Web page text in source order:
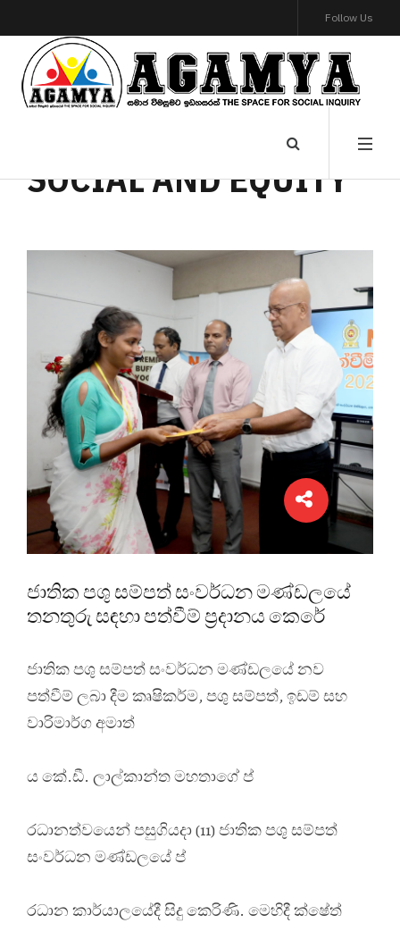
Follow Us
SOCIAL AND EQUITY
ජාතික පශු සම්පත් සංවර්ධන මණ්ඩලයේ
තනතුරු සඳහා පත්වීම් ප්‍රදානය කෙරේ
ජාතික පශු සම්පත් සංවර්ධන මණ්ඩලයේ නව
පත්වීම් ලබා දීම කෘෂිකර්ම, පශු සම්පත්, ඉඩම් සහ
වාරිමාර්ග අමාත්
ය කේ.ඩී. ලාල්කාන්ත මහතාගේ ප්
රධානත්වයෙන් පසුගියදා (11) ජාතික පශු සම්පත්
සංවර්ධන මණ්ඩලයේ ප්
රධාන කාර්යාලයේදී සිදු කෙරිණි. මෙහිදී ක්ෂේත්